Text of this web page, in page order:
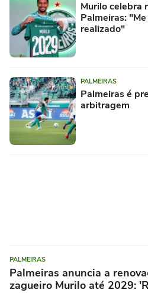
Murilo celebra
Palmeiras:
realizado"
PALMEIRAS
Palmeiras é
arbitragem
PALMEIRAS
Palmeiras anuncia a
zagueiro Murilo até 2029: